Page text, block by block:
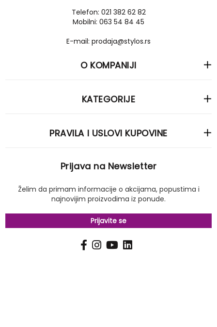
Telefon: 021 382 62 82
Mobilni: 063 54 84 45
E-mail: prodaja@stylos.rs
O KOMPANIJI
KATEGORIJE
PRAVILA I USLOVI KUPOVINE
Prijava na Newsletter
Želim da primam informacije o akcijama, popustima i
najnovijim proizvodima iz ponude.
Prijavite se